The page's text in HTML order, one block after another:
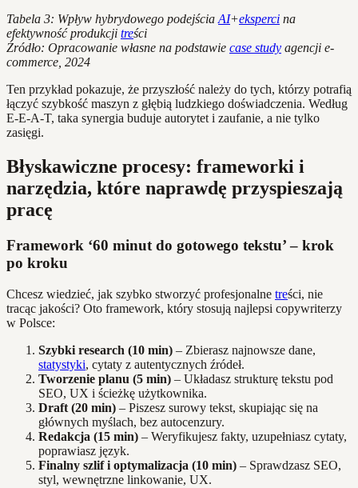
Tabela 3: Wpływ hybrydowego podejścia AI+eksperci na
efektywność produkcji treści
Źródło: Opracowanie własne na podstawie case study agencji e-
commerce, 2024
Ten przykład pokazuje, że przyszłość należy do tych, którzy potrafią
łączyć szybkość maszyn z głębią ludzkiego doświadczenia. Według
E-E-A-T, taka synergia buduje autorytet i zaufanie, a nie tylko
zasięgi.
Błyskawiczne procesy: frameworki i
narzędzia, które naprawdę przyspieszają
pracę
Framework ‘60 minut do gotowego tekstu’ – krok
po kroku
Chcesz wiedzieć, jak szybko stworzyć profesjonalne treści, nie
tracąc jakości? Oto framework, który stosują najlepsi copywriterzy
w Polsce:
Szybki research (10 min) – Zbierasz najnowsze dane,
statystyki, cytaty z autentycznych źródeł.
Tworzenie planu (5 min) – Układasz strukturę tekstu pod
SEO, UX i ścieżkę użytkownika.
Draft (20 min) – Piszesz surowy tekst, skupiając się na
głównych myślach, bez autocenzury.
Redakcja (15 min) – Weryfikujesz fakty, uzupełniasz cytaty,
poprawiasz język.
Finalny szlif i optymalizacja (10 min) – Sprawdzasz SEO,
styl, wewnętrzne linkowanie, UX.